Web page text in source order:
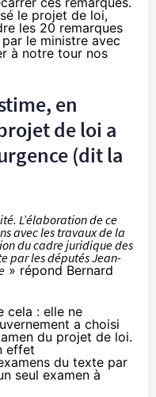
le projet de loi,
les 20 remarques
le ministre avec
à notre tour nos
en
de loi a
(dit la
L’élaboration de ce
avec les travaux de la
du cadre juridique des
par les députés Jean-
» répond Bernard
cela : elle ne
a choisi
du projet de loi.
effet
du texte par
seul examen à